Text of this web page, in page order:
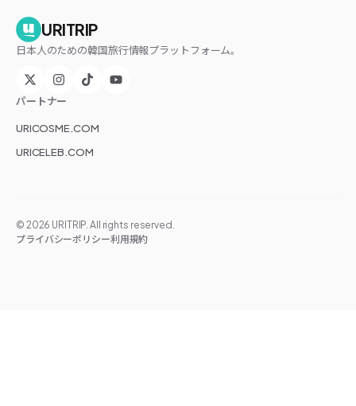
URITRIP
日本人のための韓国旅行情報プラットフォーム。
パートナー
URICOSME.COM
URICELEB.COM
© 2026 URITRIP. All rights reserved.
プライバシーポリシー利用規約